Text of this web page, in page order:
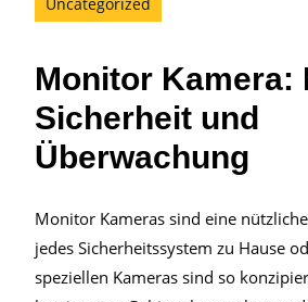
Monitor Kamera:
Sicherheit und
Überwachung
Monitor Kameras sind eine
jedes Sicherheitssystem zu Hause
speziellen Kameras sind so